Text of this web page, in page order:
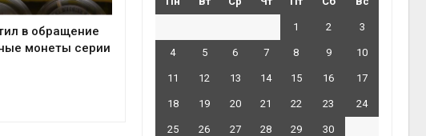
в обращение
монеты серии
1 2 3
4 5 6 7 8 9 10
11 12 13 14 15 16 17
18 19 20 21 22 23 24
25 26 27 28 29
30